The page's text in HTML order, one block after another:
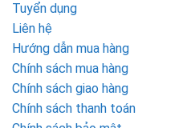
Tuyển dụng
Liên hệ
Hướng dẫn mua hàng
Chính sách mua hàng
Chính sách giao hàng
Chính sách thanh toán